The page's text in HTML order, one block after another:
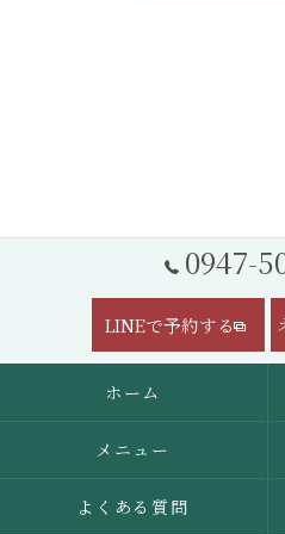
0947-
LINEで予約する
ホーム
メニュー
よくある質問